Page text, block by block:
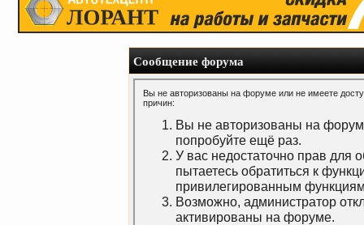
Сообщение форума
Вы не авторизованы на форуме или не имеете
причин:
Вы не авторизованы на
попробуйте ещё раз.
У вас недостаточно прав для
пытаетесь обратиться к
привилегированным
Возможно, администратор
активированы на форуме.